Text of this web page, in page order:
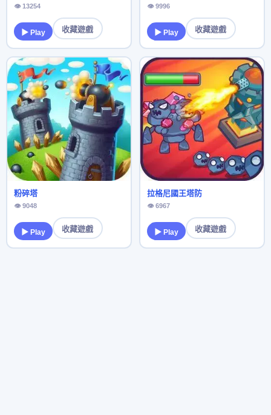
👁 13254
▶ Play 收藏遊戲
👁 9996
▶ Play 收藏遊戲
粉碎塔
👁 9048
▶ Play 收藏遊戲
拉格尼國王塔防
👁 6967
▶ Play 收藏遊戲